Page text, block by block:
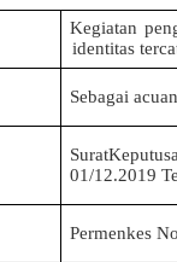
Kegiatan
identitas
Sebagai
01/12.2019
Permenkes